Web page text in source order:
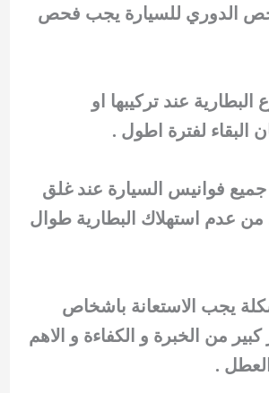
الدوري للسيارة يجب فحص
عند تركيبها او
البقاء لفترة اطول .
جميع فوانيس السيارة عند غلق
من عدم استهلاك البطارية طوال
يجب الاستعانة باشخاص
من الخبرة و الكفاءة و الاهم
العطل .